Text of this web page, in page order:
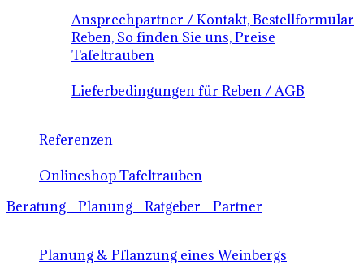
Ansprechpartner / Kontakt, Bestellformular
Reben, So finden Sie uns, Preise
Tafeltrauben
Lieferbedingungen für Reben / AGB
Referenzen
Onlineshop Tafeltrauben
Beratung - Planung - Ratgeber - Partner
Planung & Pflanzung eines Weinbergs